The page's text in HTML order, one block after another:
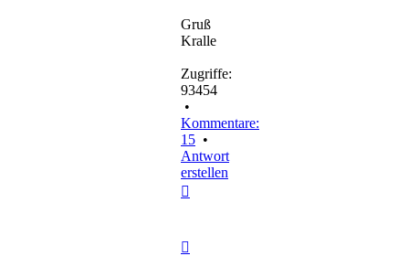
Gruß
Kralle
Zugriffe:
93454
•
Kommentare:
15 •
Antwort
erstellen